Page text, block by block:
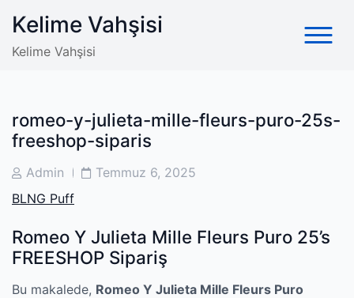
content
Kelime Vahşisi
Kelime Vahşisi
romeo-y-julieta-mille-fleurs-puro-25s-
freeshop-siparis
PostAdmin
PostTemmuz 6, 2025
BLNG Puff
Romeo Y Julieta Mille Fleurs Puro 25’s
FREESHOP Sipariş
Bu makalede, Romeo Y Julieta Mille Fleurs Puro